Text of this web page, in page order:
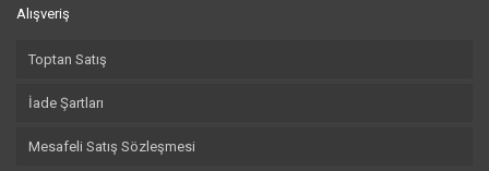
Alışveriş
Toptan Satış
İade Şartları
Mesafeli Satış Sözleşmesi